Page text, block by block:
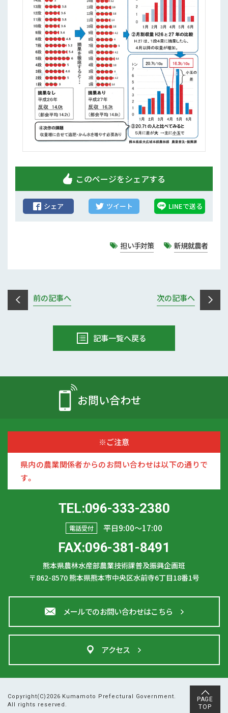
このページをシェアする
シェア ツイート LINEで送る
担い手対策 新規就農者
前の記事へ 次の記事へ
記事一覧へ戻る
お問い合わせ
※ご注意
県内の農業関係者からのお問い合わせは以下の通りで
す。
TEL:096-333-2380
電話受付 平日9:00〜17:00
FAX:096-381-8491
熊本県農林水産部農業技術課普及振興企画班
〒862-8570熊本県熊本市中央区水前寺6丁目18番1号
メールでのお問い合わせはこちら
アクセス
Copyright(C)2026 Kumamoto Prefectural Government.
All rights reserved.
PAGE
TOP